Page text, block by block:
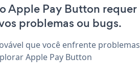
Apple Pay Button requer
problemas ou bugs.
que você enfrente problemas
Apple Pay Button